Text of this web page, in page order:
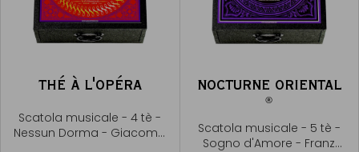
THÉ À L'OPÉRA
Scatola musicale - 4 tè -
Nessun Dorma - Giacomo
NOCTURNE ORIENTAL
®
Scatola musicale - 5 tè -
Sogno d'Amore - Franz